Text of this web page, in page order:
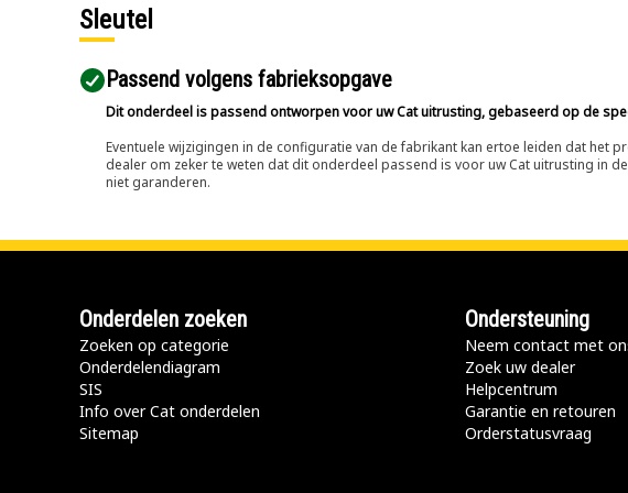
Sleutel
Passend volgens fabrieksopgave
Dit onderdeel is passend ontworpen voor uw Cat uitrusting, gebaseerd op de
Eventuele wijzigingen in de configuratie van de fabrikant kan ertoe leiden dat het
dealer om zeker te weten dat dit onderdeel passend is voor uw Cat uitrusting in
niet garanderen.
Onderdelen zoeken
Zoeken op categorie
Onderdelendiagram
SIS
Info over Cat onderdelen
Sitemap
Ondersteuning
Neem contact met
Zoek uw dealer
Helpcentrum
Garantie en retouren
Orderstatusvraag